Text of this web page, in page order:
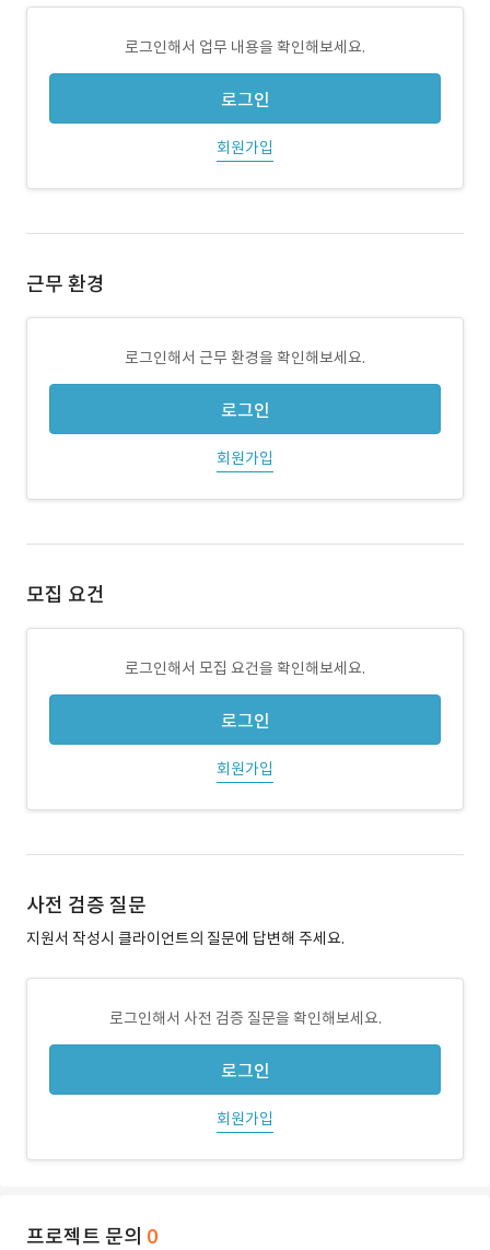
로그인해서 업무 내용을 확인해보세요.
로그인
회원가입
근무 환경
로그인해서 근무 환경을 확인해보세요.
로그인
회원가입
모집 요건
로그인해서 모집 요건을 확인해보세요.
로그인
회원가입
사전 검증 질문
지원서 작성시 클라이언트의 질문에 답변해 주세요.
로그인해서 사전 검증 질문을 확인해보세요.
로그인
회원가입
프로젝트 문의 0